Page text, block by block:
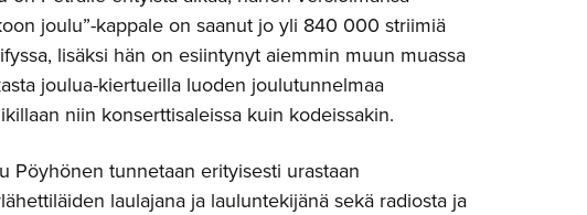
joulu”-kappale on saanut jo yli 840 000 striimiä
lisäksi hän on esiintynyt aiemmin muun muassa
joulua-kiertueilla luoden joulutunnelmaa
niin konserttisaleissa kuin kodeissakin.
Pöyhönen tunnetaan erityisesti urastaan
laulajana ja lauluntekijänä sekä radiosta ja